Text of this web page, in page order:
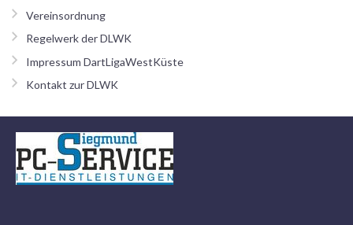
Vereinsordnung
Regelwerk der DLWK
Impressum DartLigaWestKüste
Kontakt zur DLWK